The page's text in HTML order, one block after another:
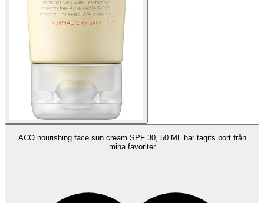
ACO nourishing face sun cream SPF 30, 50 ML har tagits bort från
mina favoriter